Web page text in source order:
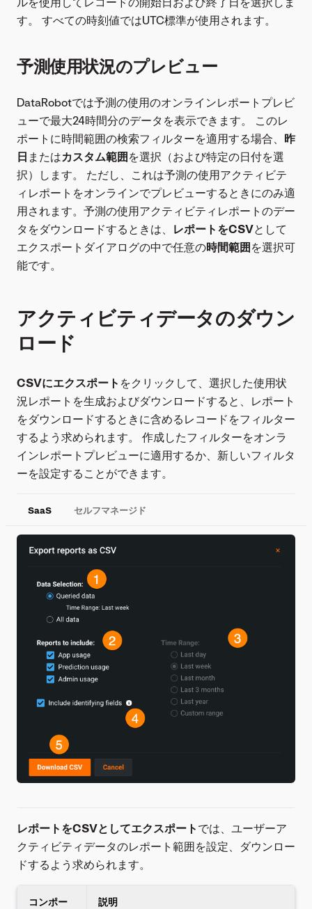
す。 すべての時刻値ではUTC標準が使用されます。
予測使用状況のプレビュー
DataRobotでは予測の使用のオンラインレポートプレビ
ューで最大24時間分のデータを表示できます。 このレ
ポートに時間範囲の検索フィルターを適用する場合、 昨
日 またはカスタム範囲を選択（および特定の日付を選
択）します。 ただし、これは予測の使用アクティビテ
ィレポートをオンラインでプレビューするときにのみ適
用されます。予測の使用アクティビティレポートのデー
タをダウンロードするときは、 レポートをCSVとして
エクスポートダイアログの中で任意の時間範囲を選択可
能です。
アクティビティデータのダウン
ロード
CSVにエクスポート をクリックして、選択した使用状
況レポートを生成およびダウンロードすると、レポート
をダウンロードするときに含めるレコードをフィルター
するよう求められます。 作成したフィルターをオンラ
インレポートプレビューに適用するか、新しいフィルタ
ーを設定することができます。
SaaS セルフマネージド
レポートをCSVとしてエクスポート では、ユーザーア
クティビティデータのレポート範囲を設定、ダウンロー
ドするよう求められます。
コンポー
説明